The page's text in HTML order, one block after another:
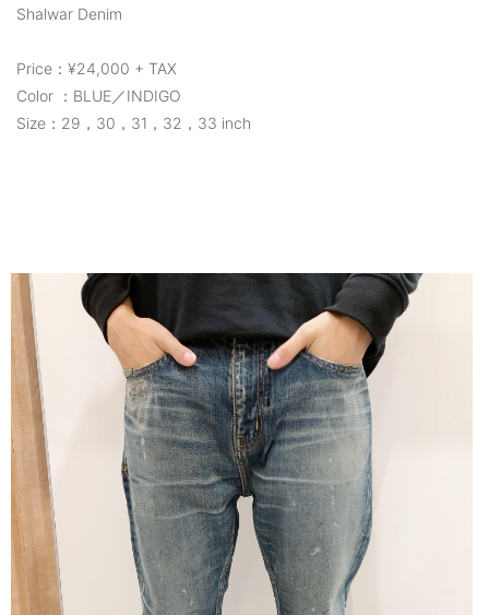
Shalwar Denim
Price：¥24,000 + TAX
Color ：BLUE／INDIGO
Size：29，30，31，32，33 inch